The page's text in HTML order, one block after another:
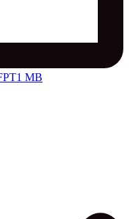
1 MB